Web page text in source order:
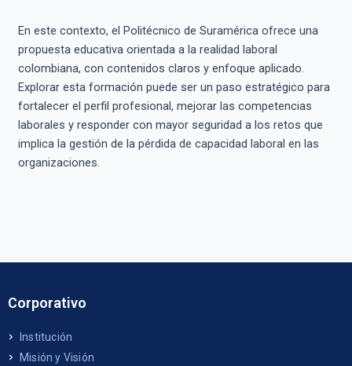
En este contexto, el Politécnico de Suramérica ofrece una
propuesta educativa orientada a la realidad laboral
colombiana, con contenidos claros y enfoque aplicado.
Explorar esta formación puede ser un paso estratégico para
fortalecer el perfil profesional, mejorar las competencias
laborales y responder con mayor seguridad a los retos que
implica la gestión de la pérdida de capacidad laboral en las
organizaciones.
Corporativo
Institución
Misión y Visión